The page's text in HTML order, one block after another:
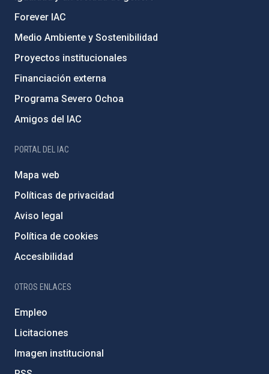
Forever IAC
Medio Ambiente y Sostenibilidad
Proyectos institucionales
Financiación externa
Programa Severo Ochoa
Amigos del IAC
PORTAL DEL IAC
Mapa web
Políticas de privacidad
Aviso legal
Política de cookies
Accesibilidad
OTROS ENLACES
Empleo
Licitaciones
Imagen institucional